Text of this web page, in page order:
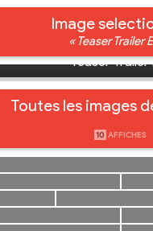
Image
« Teaser Trailer
Teaser Trailer
Toutes les images
10 AFFICHES